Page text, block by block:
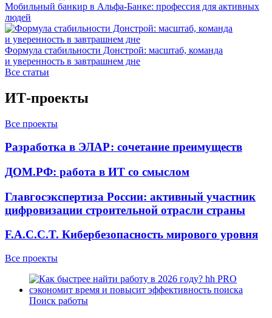
Мобильный банкир в Альфа-Банке: профессия для активных
людей
Формула стабильности Донстрой: масштаб, команда
и уверенность в завтрашнем дне
Все статьи
ИТ-проекты
Все проекты
Разработка в ЭЛАР: сочетание преимуществ
ДОМ.РФ: работа в ИТ со смыслом
Главгосэкспертиза России: активный участник
цифровизации строительной отрасли страны
F.A.C.C.T. Кибербезопасность мирового уровня
Все проекты
Поиск работы